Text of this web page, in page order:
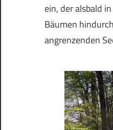
ein, der alsbald
Bäumen
angrenzenden